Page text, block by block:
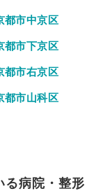
都市中京区
都市下京区
都市右京区
都市山科区
る病院・整形